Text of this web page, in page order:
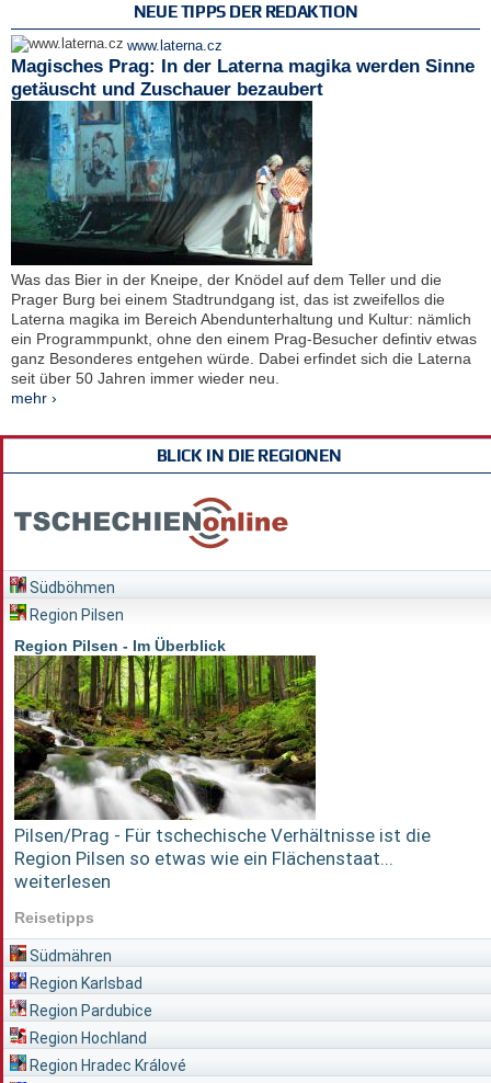
NEUE TIPPS DER REDAKTION
www.laterna.cz
Magisches Prag: In der Laterna magika werden Sinne
getäuscht und Zuschauer bezaubert
Was das Bier in der Kneipe, der Knödel auf dem Teller und die
Prager Burg bei einem Stadtrundgang ist, das ist zweifellos die
Laterna magika im Bereich Abendunterhaltung und Kultur: nämlich
ein Programmpunkt, ohne den einem Prag-Besucher defintiv etwas
ganz Besonderes entgehen würde. Dabei erfindet sich die Laterna
seit über 50 Jahren immer wieder neu.
mehr ›
BLICK IN DIE REGIONEN
Südböhmen
Region Pilsen
Region Pilsen - Im Überblick
Pilsen/Prag - Für tschechische Verhältnisse ist die
Region Pilsen so etwas wie ein Flächenstaat...
weiterlesen
Reisetipps
Südmähren
Region Karlsbad
Region Pardubice
Region Hochland
Region Hradec Králové